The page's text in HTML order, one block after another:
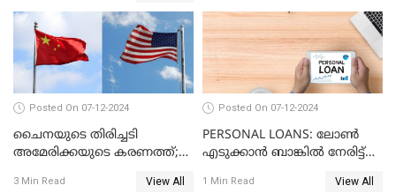
Posted On 07-12-2024
ചൈനയുടെ തിരിച്ചടി
അമേരിക്കയുടെ കരണത്ത്;
3 Min Read View All
Posted On 07-12-2024
PERSONAL LOANS: ലോൺ
എടുക്കാൻ ബാങ്കിൽ നേരിട്ട്
ചെയ്തുകൂടേ?
1 Min Read View All